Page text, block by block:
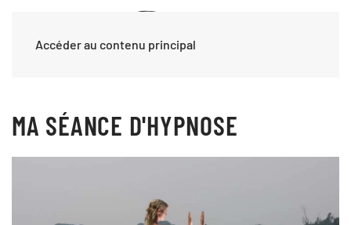
Accéder au contenu principal
MA SÉANCE D'HYPNOSE